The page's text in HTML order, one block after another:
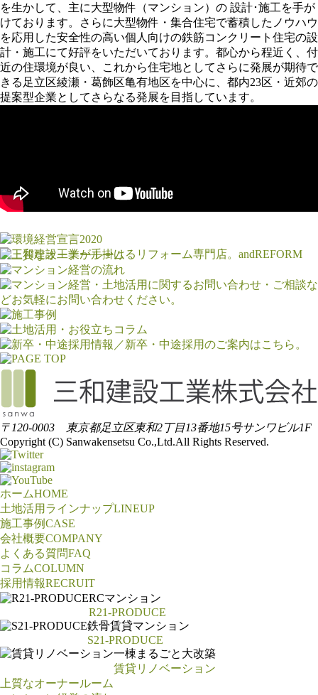
を生かして、主に大型物件（マンション）の 設計･施工を手が
けております。さらに大型物件・集合住宅で蓄積したノウハウ
を応用した安全性の高い個人向けの鉄筋コンクリート住宅の設
計・施工にて好評をいただいております。都心から程近く、付
近の住環境が良い、これから住宅地としてさらに発展が期待で
きる足立区綾瀬・葛飾区亀有地区を中心に、都内23区・近郊の
提案型企業としてさらなる発展を目指しています。
〒120-0003 東京都足立区東和2丁目13番地15号サンワビル1F
Copyright (C) Sanwakensetsu Co.,Ltd.All Rights Reserved.
ホームHOME
土地活用ラインナップLINEUP
施工事例CASE
会社概要COMPANY
よくある質問FAQ
コラムCOLUMN
採用情報RECRUIT
RCマンション
R21-PRODUCE
鉄骨賃貸マンション
S21-PRODUCE
一棟まるごと大改築
賃貸リノベーション
上質なオーナールーム